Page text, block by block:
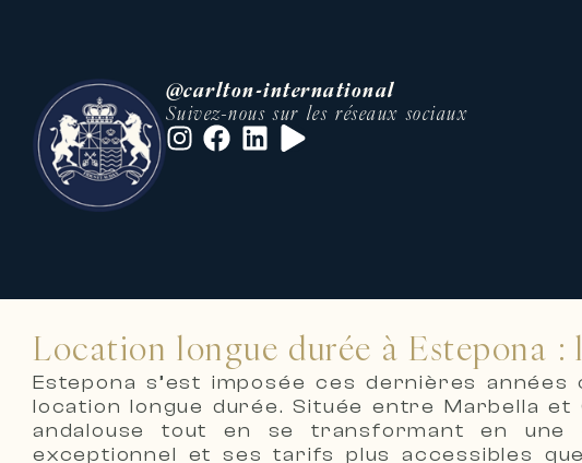
@carlton-international
Suivez-nous sur les réseaux sociaux
Location longue durée à Estepona
Estepona s’est imposée ces dernières
location longue durée. Située entre Marbella
andalouse tout en se transformant en
exceptionnel et ses tarifs plus accessibles